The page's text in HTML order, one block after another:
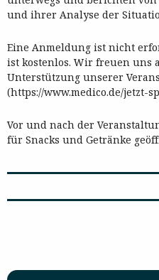
und ihrer Analyse der
Eine Anmeldung ist nicht
ist kostenlos. Wir freuen uns
Unterstützung unserer
(https://www.medico.de/jetzt-
Vor und nach der
für Snacks und Getränke